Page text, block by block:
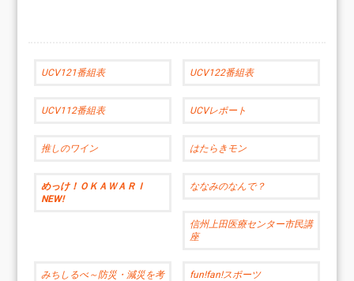
UCV121番組表 UCV122番組表
UCV112番組表 UCVレポート
推しのワイン はたらきモン
めっけ！ＯＫＡＷＡＲＩ
NEW!
ななみのなんで？
信州上田医療センター市民講
座
みちしるべ～防災・減災を考
fun!fan!スポーツ